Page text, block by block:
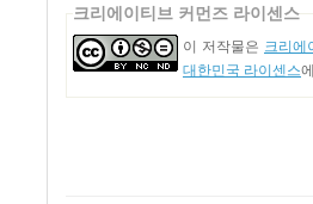
크리에이티브 커먼즈 라이센스
이 저작물은 크리에
대한민국 라이센스